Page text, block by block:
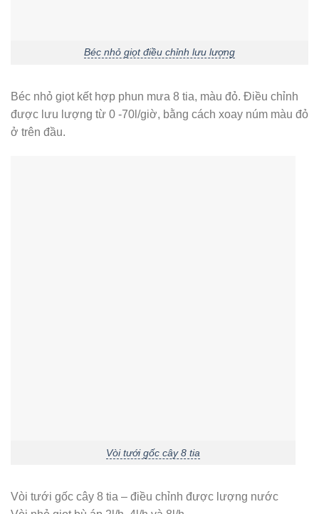
Béc nhỏ giọt điều chỉnh lưu lượng
Béc nhỏ giọt kết hợp phun mưa 8 tia, màu đỏ. Điều chỉnh
được lưu lượng từ 0 -70l/giờ, bằng cách xoay núm màu đỏ
ở trên đầu.
Vòi tưới gốc cây 8 tia
Vòi tưới gốc cây 8 tia – điều chỉnh được lượng nước